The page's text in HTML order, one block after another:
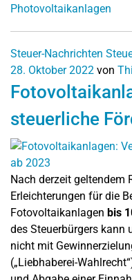
Photovoltaikanlagen
Steuer-Nachrichten
28. Oktober 2022 von
steuerliche
Nach derzeit geltendem
Erleichterungen für die
Fotovoltaikanlagen bis
des Steuerbürgers kann
nicht mit
(„Liebhaberei-